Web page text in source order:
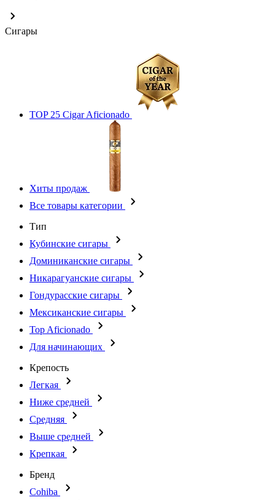
Сигары
TOP 25 Cigar Aficionado
Хиты продаж
Все товары категории
Тип
Кубинские сигары
Доминиканские сигары
Никарагуанские сигары
Гондурасские сигары
Мексиканские сигары
Top Aficionado
Для начинающих
Крепость
Легкая
Ниже средней
Средняя
Выше средней
Крепкая
Бренд
Cohiba